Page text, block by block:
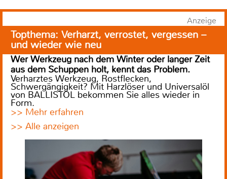
Anzeige
Topthema: Verharzt, verrostet, vergessen –
und wieder wie neu
Wer Werkzeug nach dem Winter oder langer Zeit
aus dem Schuppen holt, kennt das Problem.
Verharztes Werkzeug, Rostflecken,
Schwergängigkeit? Mit Harzlöser und Universalöl
von BALLISTOL bekommen Sie alles wieder in
Form.
>> Mehr erfahren
>> Alle anzeigen